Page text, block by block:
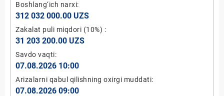
Boshlang‘ich narxi:
312 032 000.00 UZS
Zakalat puli miqdori (10%) :
31 203 200.00 UZS
Savdo vaqti:
07.08.2026 10:00
Arizalarni qabul qilishning oxirgi muddati:
07.08.2026 09:00